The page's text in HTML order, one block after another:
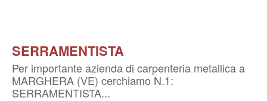
SERRAMENTISTA
Per importante azienda di carpenteria metallica a
MARGHERA (VE) cerchiamo N.1:
SERRAMENTISTA...